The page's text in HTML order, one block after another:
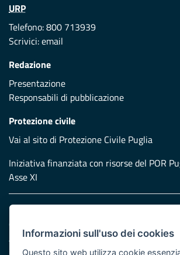
URP
Telefono: 800 713939
Scrivici:email
Redazione
Presentazione
Responsabili di pubblicazione
Protezione civile
Vai al sito di Protezione Civile Puglia
Iniziativa finanziata con risorse del POR
Asse XI
Note legali
Cookie e privacy
Atti di notifica
Feed RSS
Informazioni sull'uso dei cookies
Questo sito web utilizza cookie